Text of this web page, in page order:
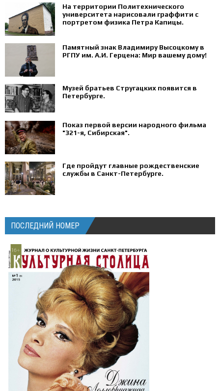
На территории Политехнического
университета нарисовали граффити с
портретом физика Петра Капицы.
Памятный знак Владимиру Высоцкому в
РГПУ им. А.И. Герцена: Мир вашему дому!
Музей братьев Стругацких появится в
Петербурге‍.
Показ первой версии народного фильма
"321-я, Сибирская".
Где пройдут главные рождественские
службы в Санкт-Петербурге.
ПОСЛЕДНИЙ НОМЕР